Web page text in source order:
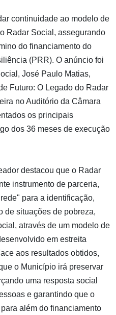
continuidade ao modelo de
Radar Social, assegurando
do financiamento do
(PRR). O anúncio foi
José Paulo Matias,
Futuro: O Legado do Radar
no Auditório da Câmara
os principais
dos 36 meses de execução
destacou que o Radar
instrumento de parceria,
para a identificação,
de situações de pobreza,
através de um modelo de
em estreita
aos resultados obtidos,
o Município irá preservar
uma resposta social
e garantindo que o
além do financiamento